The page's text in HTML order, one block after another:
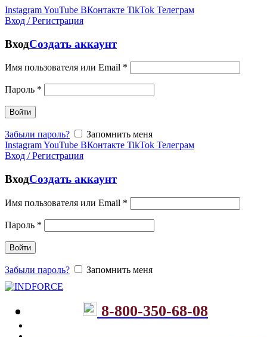
InstagramYouTube ВКонтакте TikTok Телеграм
Вход / Регистрация
ВходСоздать аккаунт
Имя пользователя или Email *
Пароль *
Войти
Забыли пароль?
Запомнить меня
InstagramYouTube ВКонтакте TikTok Телеграм
Вход / Регистрация
ВходСоздать аккаунт
Имя пользователя или Email *
Пароль *
Войти
Забыли пароль? Запомнить меня
8-800-350-68-08